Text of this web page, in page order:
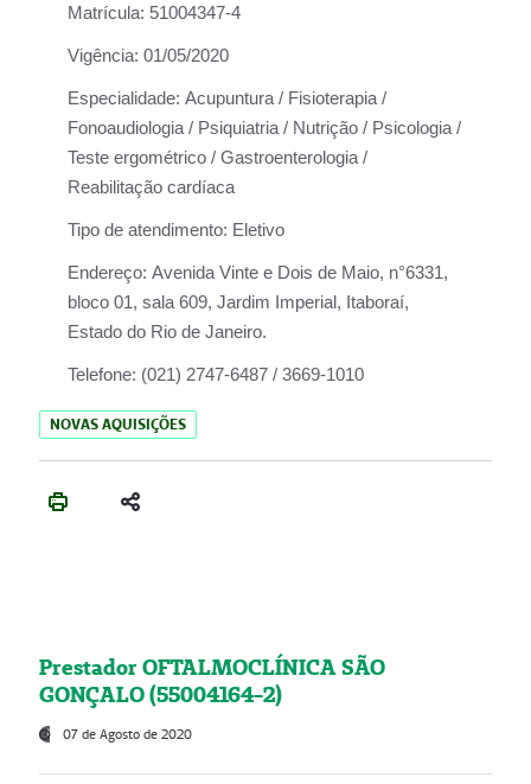
Matrícula: 51004347-4
Vigência: 01/05/2020
Especialidade: Acupuntura / Fisioterapia /
Fonoaudiologia / Psiquiatria / Nutrição / Psicologia /
Teste ergométrico / Gastroenterologia /
Reabilitação cardíaca
Tipo de atendimento: Eletivo
Endereço: Avenida Vinte e Dois de Maio, n°6331,
bloco 01, sala 609, Jardim Imperial, Itaboraí,
Estado do Rio de Janeiro.
Telefone: (021) 2747-6487 / 3669-1010
NOVAS AQUISIÇÕES
Prestador OFTALMOCLÍNICA SÃO
GONÇALO (55004164-2)
07 de Agosto de 2020